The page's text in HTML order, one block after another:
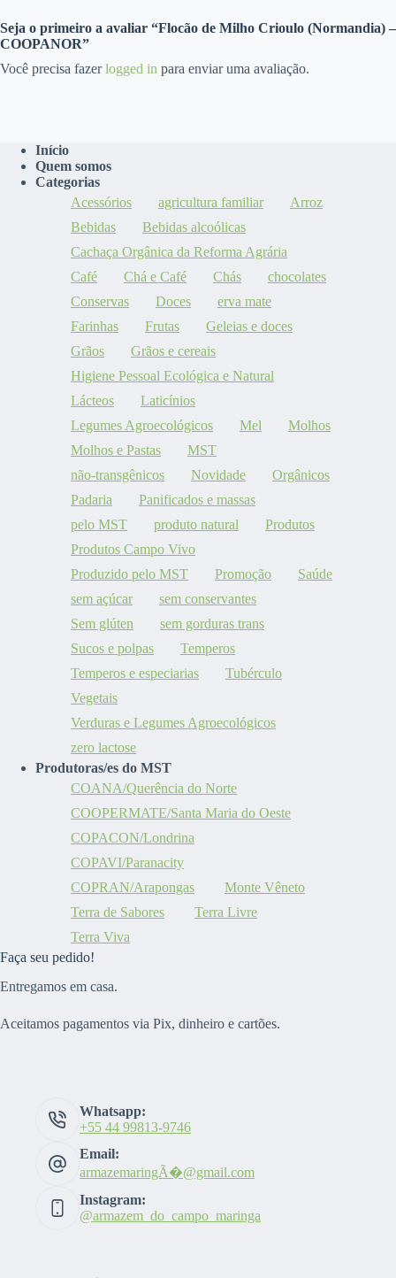
Seja o primeiro a avaliar “Flocão de Milho Crioulo (Normandia) –
COOPANOR”
Você precisa fazerlogged in para enviar uma avaliação.
Início
Quem somos
Categorias
Acessórios
agricultura familiar
Arroz
Bebidas
Bebidas alcoólicas
Cachaça Orgânica da Reforma Agrária
Café
Chá e Café Chás
chocolates
Conservas
Doces
erva mate
Farinhas
Frutas
Geleias e doces
Grãos
Grãos e cereais
Higiene Pessoal Ecológica e Natural
Lácteos
Laticínios
Legumes Agroecológicos
Mel
Molhos
Molhos e Pastas
MST
não-transgênicos
Novidade
Orgânicos
Padaria
Panificados e massas
pelo MST
produto natural
Produtos
Produtos Campo Vivo
Produzido pelo MST
Promoção
Saúde
sem açúcar
sem conservantes
Sem glúten
sem gorduras trans
Sucos e polpas
Temperos
Temperos e especiarias
Tubérculo
Vegetais
Verduras e Legumes Agroecológicos
zero lactose
Produtoras/es do MST
COANA/Querência do Norte
COOPERMATE/Santa Maria do Oeste
COPACON/Londrina
COPAVI/Paranacity
COPRAN/Arapongas
Monte Vêneto
Terra de Sabores
Terra Livre
Terra Viva
Faça seu pedido!
Entregamos em casa.
Aceitamos pagamentos via Pix, dinheiro e cartões.
Whatsapp:
+55 44 99813-9746
Email:
armazemaringÃ�@gmail.com
Instagram:
@armazem_do_campo_maringa